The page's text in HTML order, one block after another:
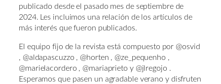
publicado desde el pasado mes de septiembre de
2024. Les incluimos una relación de los artículos de
más interés que fueron publicados.
El equipo fijo de la revista está compuesto por @osvid
, @aldapascuzzo , @horten , @ze_pequenho ,
@marielacordero , @mariaprieto y @jlregojo .
Esperamos que pasen un agradable verano y disfruten